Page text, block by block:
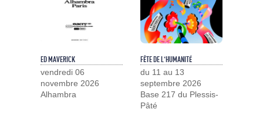
ED MAVERICK
vendredi 06
novembre 2026
Alhambra
FÊTE DE L'HUMANITÉ
du 11 au 13
septembre 2026
Base 217 du Plessis-
Pâté